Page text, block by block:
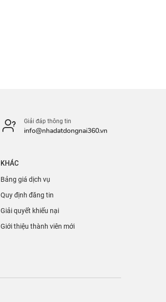
Giải đáp thông tin
info@nhadatdongnai360.vn
KHÁC
Bảng giá dịch vụ
Quy định đăng tin
Giải quyết khiếu nại
Giới thiệu thành viên mới